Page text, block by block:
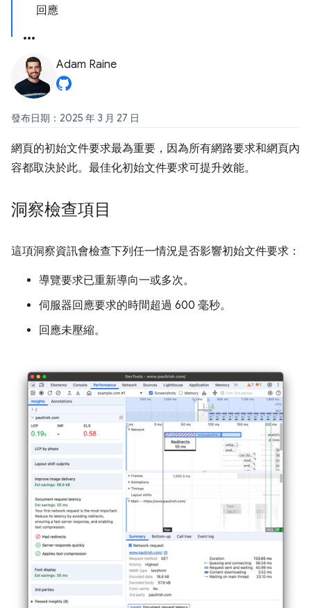
回應
Adam Raine
發布日期：2025 年 3 月 27 日
網頁的初始文件要求最為重要，因為所有網路要求和網頁內
容都取決於此。最佳化初始文件要求可提升效能。
洞察檢查項目
這項洞察資訊會檢查下列任一情況是否影響初始文件要求：
導覽要求已重新導向一或多次。
伺服器回應要求的時間超過 600 毫秒。
回應未壓縮。